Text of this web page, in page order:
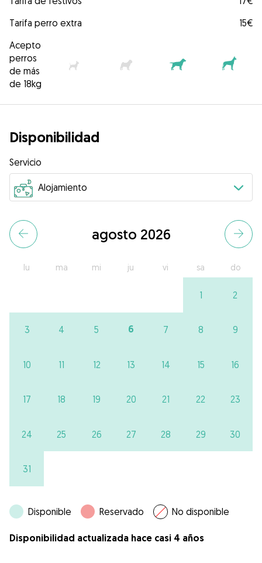
Tarifa perro extra
15€
Acepto
perros
de más
de 18kg
Disponibilidad
Servicio
agosto 2026
lu ma mi ju vi sa do
1 2
3 4 5 6 7 8 9
10 11 12 13 14 15 16
17 18 19 20 21 22 23
24 25 26 27 28 29 30
31
Disponible Reservado No disponible
Disponibilidad actualizada hace casi 4 años